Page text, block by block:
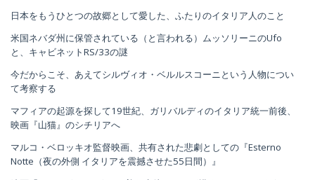
日本をもうひとつの故郷として愛した、ふたりのイタリア人のこと
米国ネバダ州に保管されている（と言われる）ムッソリーニのUfo
と、キャビネットRS/33の謎
今だからこそ、あえてシルヴィオ・ベルルスコーニという人物につい
て考察する
マフィアの起源を探して19世紀、ガリバルディのイタリア統一前後、
映画『山猫』のシチリアへ
マルコ・ベロッキオ監督映画、共有された悲劇としての『Esterno
Notte（夜の外側 イタリアを震撼させた55日間）』